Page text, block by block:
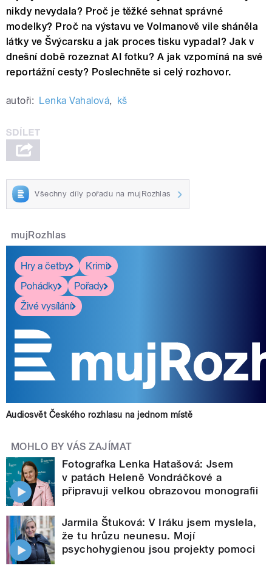
nikdy nevydala? Proč je těžké sehnat správné
modelky? Proč na výstavu ve Volmanově vile sháněla
látky ve Švýcarsku a jak proces tisku vypadal? Jak v
dnešní době rozeznat AI fotku? A jak vzpomíná na své
reportážní cesty? Poslechněte si celý rozhovor.
autoři: Lenka Vahalová, kš
Všechny díly pořadu na mujRozhlas
mujRozhlas
Hry a četby
Krimi
Pohádky
Pořady
Živé vysílání
Audiosvět Českého rozhlasu na jednom místě
MOHLO BY VÁS ZAJÍMAT
Fotografka Lenka Hatašová: Jsem
v patách Heleně Vondráčkové a
připravuji velkou obrazovou monografii
Jarmila Štuková: V Iráku jsem myslela,
že tu hrůzu neunesu. Mojí
psychohygienou jsou projekty pomoci